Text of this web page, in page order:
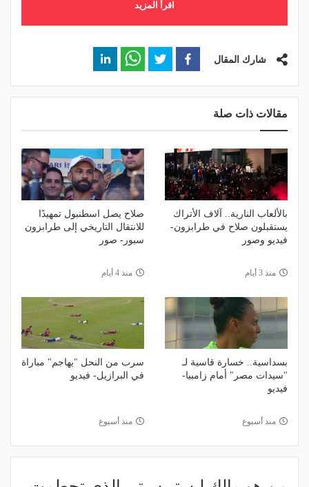
اقرأ المزيد
شارك المقال
مقالات ذات صلة
بالألعاب النارية.. آلاف الأتراك
يستقبلون صلاح في طرابزون-
فيديو وصور
منذ 3 أيام
صلاح يصل اسطنبول تمهيدًا
للانتقال التاريخي إلى طرابزون
سبور- صور
منذ 4 أيام
بسداسية.. خسارة قاسية لـ
"سيدات مصر" أمام زامبيا-
فيديو
منذ أسبوع
سرب من النحل "يهاجم" مباراة
في البرازيل- فيديو
منذ أسبوع